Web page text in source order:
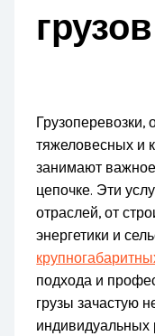
грузов
Грузоперевозки,
тяжеловесных и
занимают важное
цепочке. Эти
отраслей, от
энергетики и
подхода и
грузы зачастую
индивидуальных